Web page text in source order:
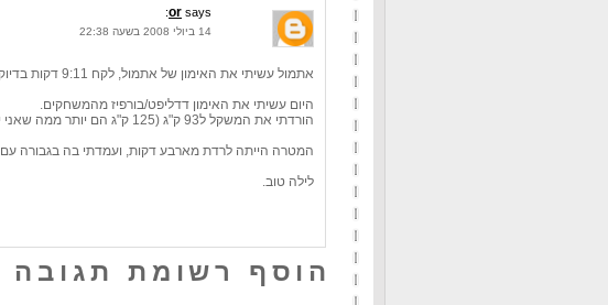
or says:
14 ביולי 2008 בשעה 22:38
אתמול עשיתי את האימון של אתמול, לקח 9:11 דקות בדיוק. היה מאוד כיף ומאתגר.
היום עשיתי את האימון דדליפט/בורפיז מהמשחקים.
הורדתי את המשקל ל93 ק"ג (125 ק"ג הם יותר ממה שאני יכול להרים בפעם אחת בודדת.) וכל השאר היה כנדרש.
המטרה הייתה לרדת מארבע דקות, ועמדתי בה בגבורה עם 3:53 דקות מהגיהנום.
לילה טוב.
הוסף רשומת תגובה